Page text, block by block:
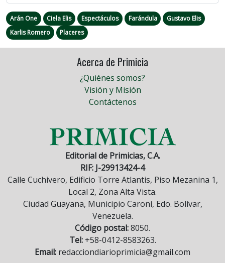
Arán One Ciela Elis Espectáculos Farándula
Gustavo Elis
Karlis Romero
Placeres
Acerca de Primicia
¿Quiénes somos?
Visión y Misión
Contáctenos
Editorial de Primicias, C.A.
RIF: J-29913424-4
Calle Cuchivero, Edificio Torre Atlantis, Piso Mezanina 1,
Local 2, Zona Alta Vista.
Ciudad Guayana, Municipio Caroní, Edo. Bolívar,
Venezuela.
Código postal:8050.
Tel:+58-0412-8583263.
Email: redacciondiarioprimicia@gmail.com